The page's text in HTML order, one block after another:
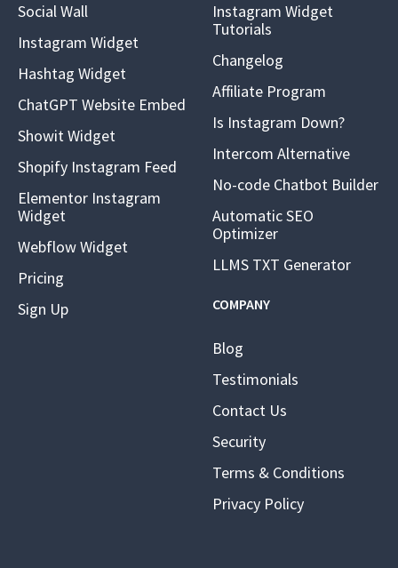
Social Wall
Instagram Widget
Hashtag Widget
ChatGPT Website Embed
Showit Widget
Shopify Instagram Feed
Elementor Instagram
Widget
Webflow Widget
Pricing
Sign Up
Instagram Widget
Tutorials
Changelog
Affiliate Program
Is Instagram Down?
Intercom Alternative
No-code Chatbot Builder
Automatic SEO
Optimizer
LLMS TXT Generator
COMPANY
Blog
Testimonials
Contact Us
Security
Terms & Conditions
Privacy Policy